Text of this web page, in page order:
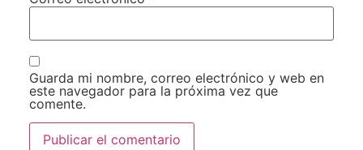
Guarda mi nombre, correo electrónico y web en
este navegador para la próxima vez que
comente.